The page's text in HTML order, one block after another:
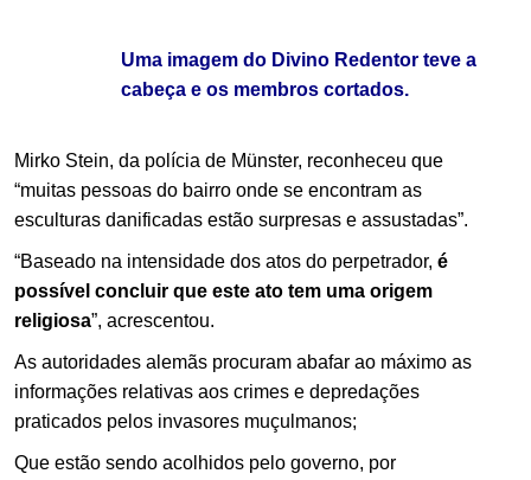
Uma imagem do Divino Redentor teve a
cabeça e os membros cortados.
Mirko Stein, da polícia de Münster, reconheceu que
“muitas pessoas do bairro onde se encontram as
esculturas danificadas estão surpresas e assustadas”.
“Baseado na intensidade dos atos do perpetrador, é
possível concluir que este ato tem uma origem
religiosa”, acrescentou.
As autoridades alemãs procuram abafar ao máximo as
informações relativas aos crimes e depredações
praticados pelos invasores muçulmanos;
Que estão sendo acolhidos pelo governo, por